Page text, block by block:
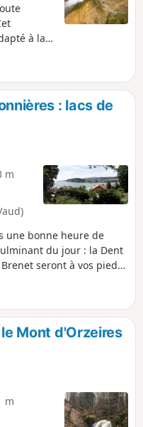
à la
délicats
de
en
en
: lacs de
m
une bonne heure de
du jour : la Dent
seront à vos pieds.
Par temps clair
lacs.
Mont d'Orzeires
m